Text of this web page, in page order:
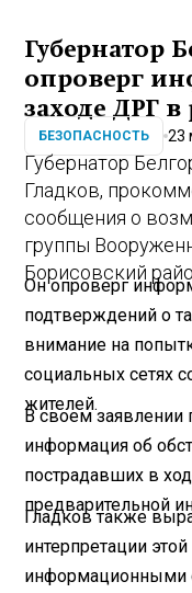
Губернатор
опроверг
заходе ДРГ в
БЕЗОПАСНОСТЬ 23
Губернатор
Гладков,
сообщения о
группы
Борисовский
Он опроверг
подтверждений о
внимание на
социальных сетях
жителей.
В своем заявлении
информация об
пострадавших в
предварительной
Гладков также
интерпретации
информационными